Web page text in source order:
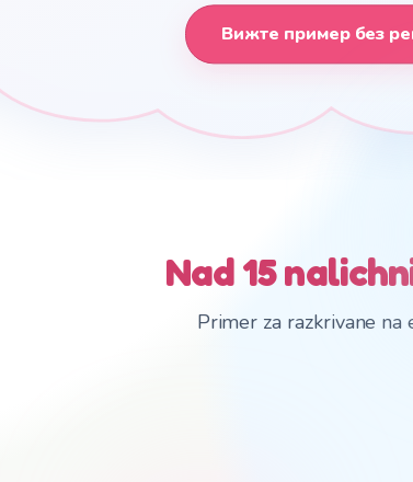
Вижте пример без
Nad 15
Primer za razkrivane na